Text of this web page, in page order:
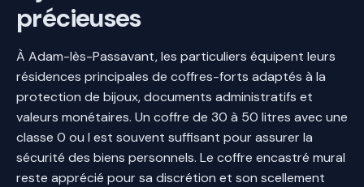
précieuses
À Adam-lès-Passavant, les particuliers équipent leurs
résidences principales de coffres-forts adaptés à la
protection de bijoux, documents administratifs et
valeurs monétaires. Un coffre de 30 à 50 litres avec une
classe 0 ou I est souvent suffisant pour assurer la
sécurité des biens personnels. Le coffre encastré mural
reste apprécié pour sa discrétion et son scellement